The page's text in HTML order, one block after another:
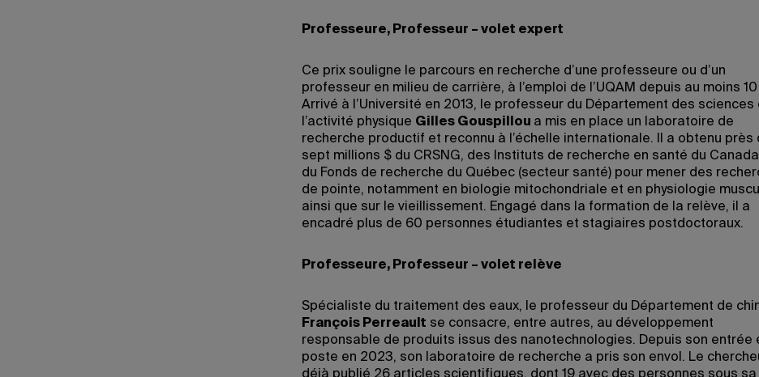
Professeure, Professeur – volet expert
Ce prix souligne le parcours en recherche d’une professeure ou d’un
professeur en milieu de carrière, à l’emploi de l’UQAM depuis au moins 10
Arrivé à l’Université en 2013, le professeur du Département des sciences
l’activité physique Gilles Gouspillou a mis en place un laboratoire de
recherche productif et reconnu à l’échelle internationale. Il a obtenu près
sept millions $ du CRSNG, des Instituts de recherche en santé du
du Fonds de recherche du Québec (secteur santé) pour mener des
de pointe, notamment en biologie mitochondriale et en physiologie
ainsi que sur le vieillissement. Engagé dans la formation de la relève, il a
encadré plus de 60 personnes étudiantes et stagiaires postdoctoraux.
Professeure, Professeur – volet relève
Spécialiste du traitement des eaux, le professeur du Département de
François Perreault se consacre, entre autres, au développement
responsable de produits issus des nanotechnologies. Depuis son entrée
poste en 2023, son laboratoire de recherche a pris son envol. Le